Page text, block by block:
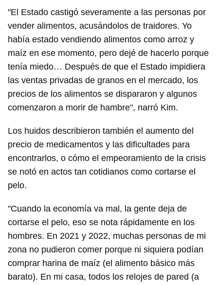
"El Estado castigó severamente a las personas por
vender alimentos, acusándolos de traidores. Yo
había estado vendiendo alimentos como arroz y
maíz en ese momento, pero dejé de hacerlo porque
tenía miedo… Después de que el Estado impidiera
las ventas privadas de granos en el mercado, los
precios de los alimentos se dispararon y algunos
comenzaron a morir de hambre", narró Kim.
Los huidos describieron también el aumento del
precio de medicamentos y las dificultades para
encontrarlos, o cómo el empeoramiento de la crisis
se notó en actos tan cotidianos como cortarse el
pelo.
"Cuando la economía va mal, la gente deja de
cortarse el pelo, eso se nota rápidamente en los
hombres. En 2021 y 2022, muchas personas de mi
zona no pudieron comer porque ni siquiera podían
comprar harina de maíz (el alimento básico más
barato). En mi casa, todos los relojes de pared (a